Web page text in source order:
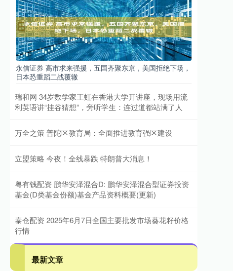
永信证券 高市求来强援，五国齐聚东京，美国拒绝下场，
日本恐重蹈二战覆辙
瑞和网 34岁数学家王虹在香港大学开讲座，现场用流
利英语讲“挂谷猜想”，旁听学生：连过道都站满了人
万全之策 普陀区教育局：全面推进教育强区建设
立盟策略 今夜！全线暴跌 特朗普大消息！
粤有钱配资 鹏华安泽混合D: 鹏华安泽混合型证券投资
基金(D类基金份额)基金产品资料概要(更新)
泰仓配资 2025年6月7日全国主要批发市场葵花籽价格
行情
最新文章